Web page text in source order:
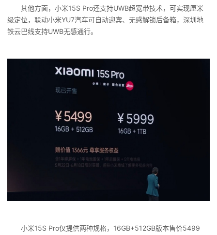
其他方面，小米15S Pro还支持UWB超宽带技术，可实现厘米
级定位，联动小米YU7汽车可自动迎宾、无感解锁后备箱，深圳地
铁云巴线支持UWB无感通行。
小米15S Pro仅提供两种规格，16GB+512GB版本售价5499